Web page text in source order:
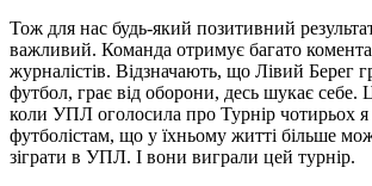
Тож для нас будь-який позитивний
важливий. Команда отримує багато
журналістів. Відзначають, що Лівий Берег
футбол, грає від оборони, десь шукає себе.
коли УПЛ оголосила про Турнір чотирьох я
футболістам, що у їхньому житті більше
зіграти в УПЛ. І вони виграли цей турнір.